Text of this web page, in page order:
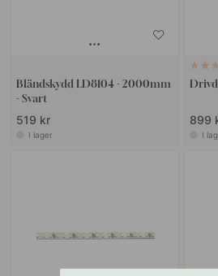
Bländskydd LD8104 - 2000mm
- Svart
519 kr
I lager
899
I